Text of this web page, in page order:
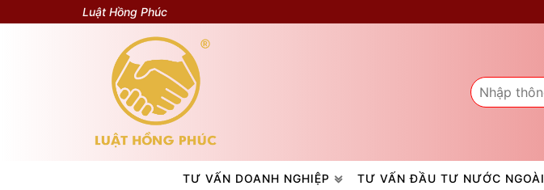
Luật Hồng Phúc
TƯ VẤN DOANH NGHIỆP TƯ VẤN ĐẦU TƯ NƯỚC NGOÀI